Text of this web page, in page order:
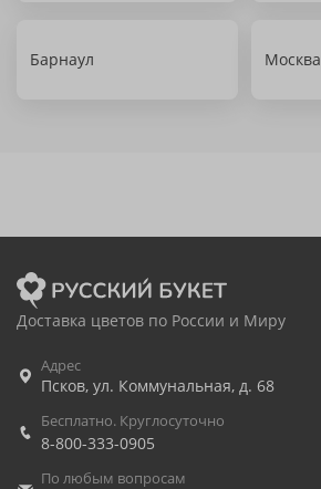
Барнаул Москва
Доставка цветов по России и Миру
Адрес
Псков, ул. Коммунальная, д. 68
Бесплатно. Круглосуточно
8-800-333-0905
По любым вопросам